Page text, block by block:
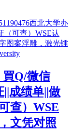
Q/微信
||成绩单||做
查）WSE
文凭对照